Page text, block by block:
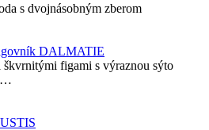
s dvojnásobným zberom
figami s výraznou sýto